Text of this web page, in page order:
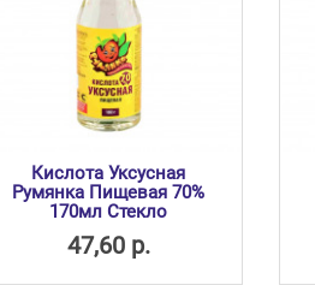
Кислота Уксусная
Румянка Пищевая 70%
170мл Стекло
47,60 р.